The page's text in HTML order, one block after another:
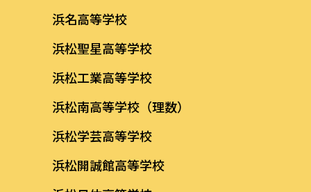
浜名高等学校
浜松聖星高等学校
浜松工業高等学校
浜松南高等学校（理数）
浜松学芸高等学校
浜松開誠館高等学校